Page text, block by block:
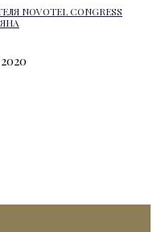
NOVOTEL CONGRESS